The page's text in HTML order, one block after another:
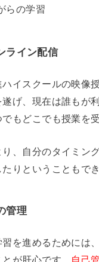
らの学習
ライン配信
イスクールの映像
遂げ、現在は誰もが
もどこでも授業を
り、自分のタイミン
りということもで
管理
を進めるためには
が肝心です。 自己